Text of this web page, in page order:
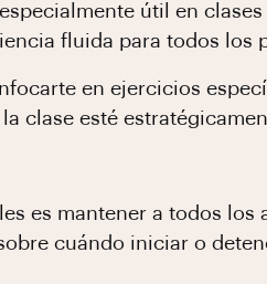
útil en
fluida para todos los
en ejercicios
clase esté
es mantener a todos
cuándo iniciar o